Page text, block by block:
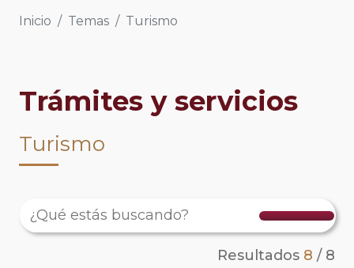
Inicio Temas Turismo
Trámites y servicios
Turismo
Resultados 8 / 8